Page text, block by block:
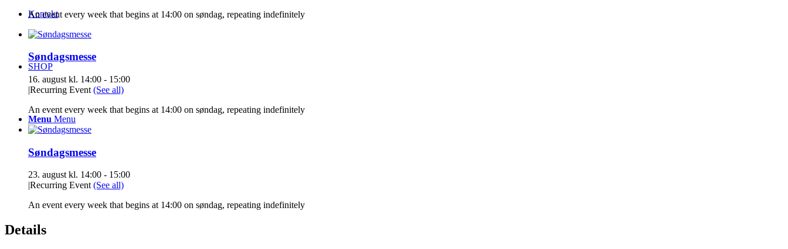
Kontakt
SHOP
Menu Menu
An event every week that begins at 14:00 on søndag, repeating indefinitely
Søndagsmesse
16. august kl. 14:00 - 15:00
|Recurring Event (See all)
An event every week that begins at 14:00 on søndag, repeating indefinitely
Søndagsmesse
23. august kl. 14:00 - 15:00
Recurring Event(See all)
An event every week that begins at 14:00 on søndag, repeating indefinitely
Details